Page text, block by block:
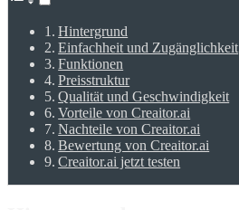
Hintergrund
Einfachheit und Zugänglichkeit
Funktionen
Preisstruktur
Qualität und Geschwindigkeit
Vorteile von Creaitor.ai
Nachteile von Creaitor.ai
Bewertung von Creaitor.ai
Creaitor.ai jetzt testen